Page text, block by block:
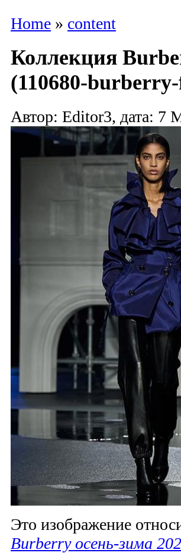
Home » content
Коллекция
(110680-
Автор: Editor3, дата: 7
Это изображение
Burberry осень-зима